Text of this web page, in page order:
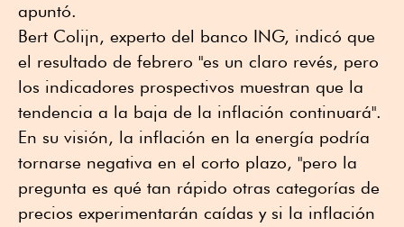
apuntó.
Bert Colijn, experto del banco ING, indicó que
el resultado de febrero "es un claro revés, pero
los indicadores prospectivos muestran que la
tendencia a la baja de la inflación continuará".
En su visión, la inflación en la energía podría
tornarse negativa en el corto plazo, "pero la
pregunta es qué tan rápido otras categorías de
precios experimentarán caídas y si la inflación